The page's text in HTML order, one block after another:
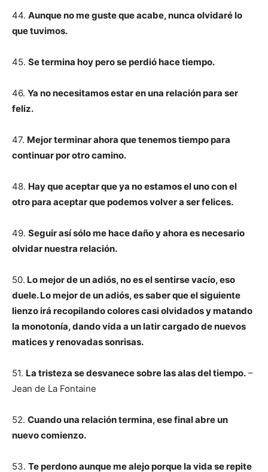
44. Aunque no me guste que acabe, nunca olvidaré lo
que tuvimos.
45. Se termina hoy pero se perdió hace tiempo.
46. Ya no necesitamos estar en una relación para ser
feliz.
47. Mejor terminar ahora que tenemos tiempo para
continuar por otro camino.
48. Hay que aceptar que ya no estamos el uno con el
otro para aceptar que podemos volver a ser felices.
49. Seguir así sólo me hace daño y ahora es necesario
olvidar nuestra relación.
50. Lo mejor de un adiós, no es el sentirse vacío, eso
duele. Lo mejor de un adiós, es saber que el siguiente
lienzo irá recopilando colores casi olvidados y matando
la monotonía, dando vida a un latir cargado de nuevos
matices y renovadas sonrisas.
51. La tristeza se desvanece sobre las alas del tiempo. –
Jean de La Fontaine
52. Cuando una relación termina, ese final abre un
nuevo comienzo.
53. Te perdono aunque me alejo porque la vida se repite